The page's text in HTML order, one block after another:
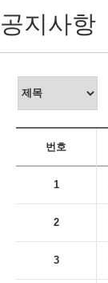
공지사항
번호
1
2
3